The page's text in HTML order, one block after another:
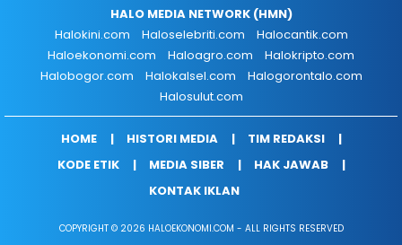
HALO MEDIA NETWORK (HMN)
Halokini.com
Haloselebriti.com
Halocantik.com
Haloekonomi.com
Haloagro.com
Halokripto.com
Halobogor.com
Halokalsel.com
Halogorontalo.com
Halosulut.com
HOME HISTORI MEDIA
TIM REDAKSI
KODE ETIK
MEDIA SIBER
HAK JAWAB
KONTAK IKLAN
COPYRIGHT © 2026 HALOEKONOMI.COM - ALL RIGHTS RESERVED